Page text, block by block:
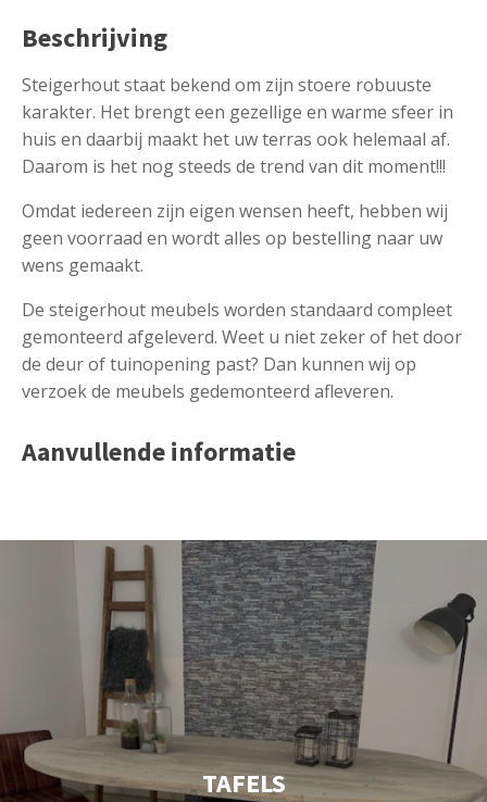
Beschrijving
Steigerhout staat bekend om zijn stoere robuuste
karakter. Het brengt een gezellige en warme sfeer in
huis en daarbij maakt het uw terras ook helemaal af.
Daarom is het nog steeds de trend van dit moment!!!
Omdat iedereen zijn eigen wensen heeft, hebben wij
geen voorraad en wordt alles op bestelling naar uw
wens gemaakt.
De steigerhout meubels worden standaard compleet
gemonteerd afgeleverd. Weet u niet zeker of het door
de deur of tuinopening past? Dan kunnen wij op
verzoek de meubels gedemonteerd afleveren.
Aanvullende informatie
TAFELS